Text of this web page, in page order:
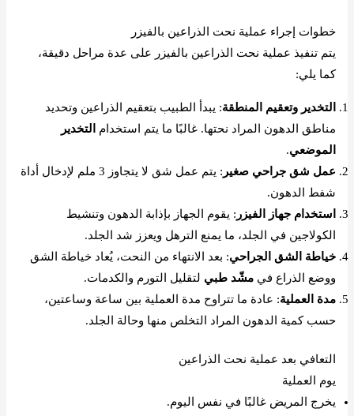
خطوات إجراء عملية نحت الذراعين بالفيزر
يتم تنفيذ عملية نحت الذراعين بالفيزر على عدة مراحل دقيقة،
كما يلي:
التخدير وتعقيم المنطقة: يبدأ الطبيب بتعقيم الذراعين وتحديد
مناطق الدهون المراد نحتها. غالبًا ما يتم استخدام
التخدير
الموضعي.
عمل شق جراحي صغير
: يتم عمل شق لا يتجاوز 3 ملم لإدخال أداة
شفط الدهون.
استخدام جهاز الفيزر : يقوم الجهاز بإذابة الدهون وتنشيط
الكولاجين في الجلد، ما يمنع الترهل ويعزز شد الجلد.
خياطة الشق الجراحي: بعد الانتهاء من النحت، يُعاد خياطة الشق
ووضع الذراع فيمشّد طبي لتقليل التورم والكدمات.
مدة العملية: عادة ما تتراوح مدة العملية بين ساعة وساعتين،
حسب كمية الدهون المراد التخلص منها وحالة الجلد.
التعافي بعد عملية نحت الذراعين
يوم العملية
يخرج المريض غالبًا في نفس اليوم.